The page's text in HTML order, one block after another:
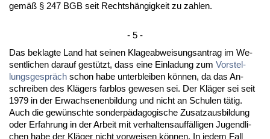
gemäß § 247 BGB seit Rechtshängig­keit zu zah­len.
- 5 -
Das be­klag­te Land hat sei­nen Kla­ge­ab­wei­sungs­an­trag im We­
sent­li­chen dar­auf gestützt, dass ei­ne Ein­la­dung zum Vor­stel­
lungs­gespräch schon ha­be un­ter­blei­ben können, da das An­
schrei­ben des Klägers farb­los ge­we­sen sei. Der Kläger sei seit
1979 in der Er­wach­se­nen­bil­dung und nicht an Schu­len tätig.
Auch die gewünsch­te son­derpädago­gi­sche Zu­satz­aus­bil­dung
oder Er­fah­rung in der Ar­beit mit ver­hal­tens­auffälli­gen Ju­gend­li­
chen ha­be der Kläger nicht vor­wei­sen können. In je­dem Fall